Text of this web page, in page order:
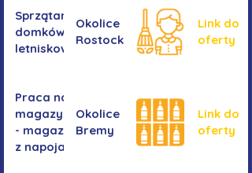
Sprzątanie
domków
letniskowych
Okolice
Rostocku
Link do
oferty
Praca na
magazynie
- magazyn
z napojami
Okolice
Bremy
Link do
oferty